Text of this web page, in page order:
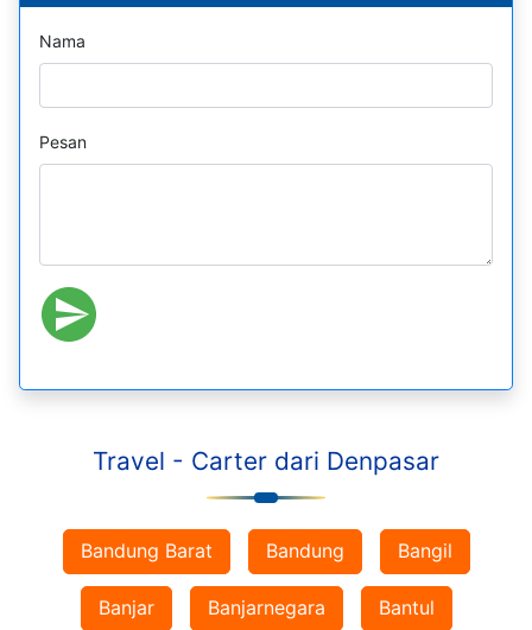
Nama
Pesan
Travel - Carter dari Denpasar
Bandung Barat Bandung Bangil
Banjar Banjarnegara Bantul